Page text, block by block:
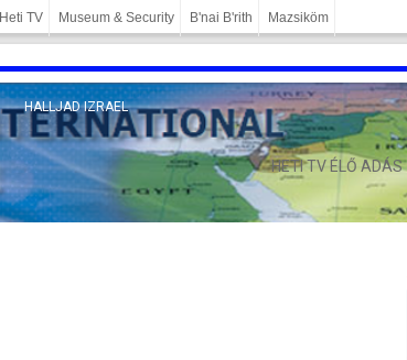
Heti TV Museum & Security B'nai B'rith Mazsiköm
HALLJAD IZRAEL
HETI TV ÉLŐ ADÁS